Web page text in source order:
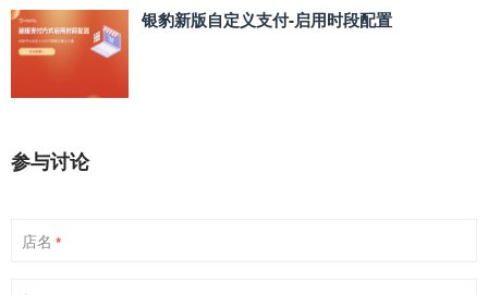
银豹新版自定义支付‑启用时段配置
参与讨论
店名 *